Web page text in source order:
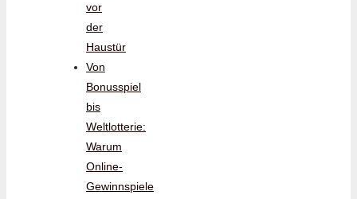
vor
der
Haustür
Von
Bonusspiel
bis
Weltlotterie:
Warum
Online-
Gewinnspiele